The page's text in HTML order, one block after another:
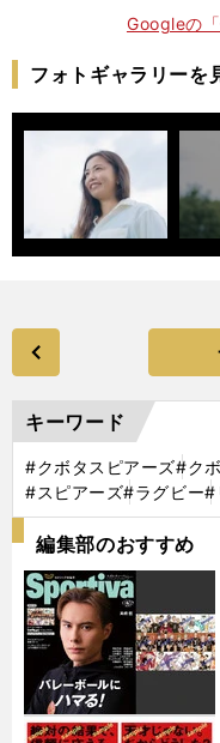
Googleの
フォトギャラリーを
キーワード
#クボタスピアーズ#ク
#スピアーズ#ラグビー#
編集部のおすすめ